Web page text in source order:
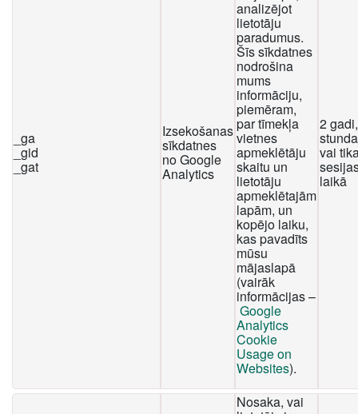
_ga
_gid
_gat
Izsekošanas
sīkdatnes
no Google
Analytics
analizējot
lietotāju
paradumus.
Šīs sīkdatnes
nodrošina
mums
informāciju,
piemēram,
par tīmekļa
vietnes
apmeklētāju
skaitu un
lietotāju
apmeklētajām
lapām, un
kopējo laiku,
kas pavadīts
mūsu
mājaslapā
(vairāk
informācijas –
Google
Analytics
Cookie
Usage on
Websites).
2
vai
laikā
Nosaka, vai